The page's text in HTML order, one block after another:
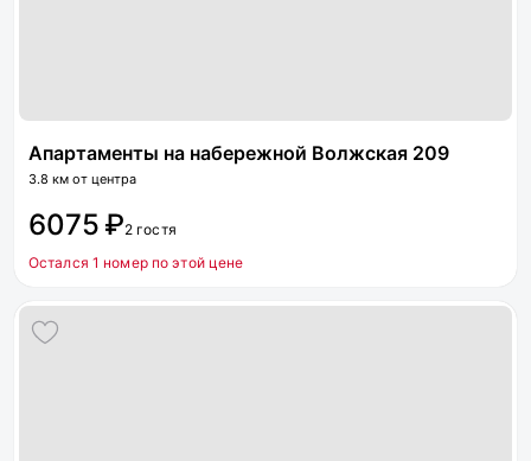
Апартаменты на набережной Волжская 209
3.8 км от центра
6075 ₽2 гостя
Остался 1 номер по этой цене